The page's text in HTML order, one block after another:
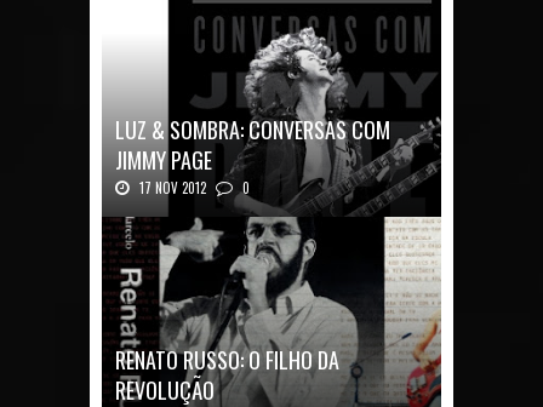
LUZ & SOMBRA: CONVERSAS COM
JIMMY PAGE
17 NOV 2012 0
Luz & Sombra: Conversas com Jimmy Pag...
RENATO RUSSO: O FILHO DA
REVOLUÇÃO